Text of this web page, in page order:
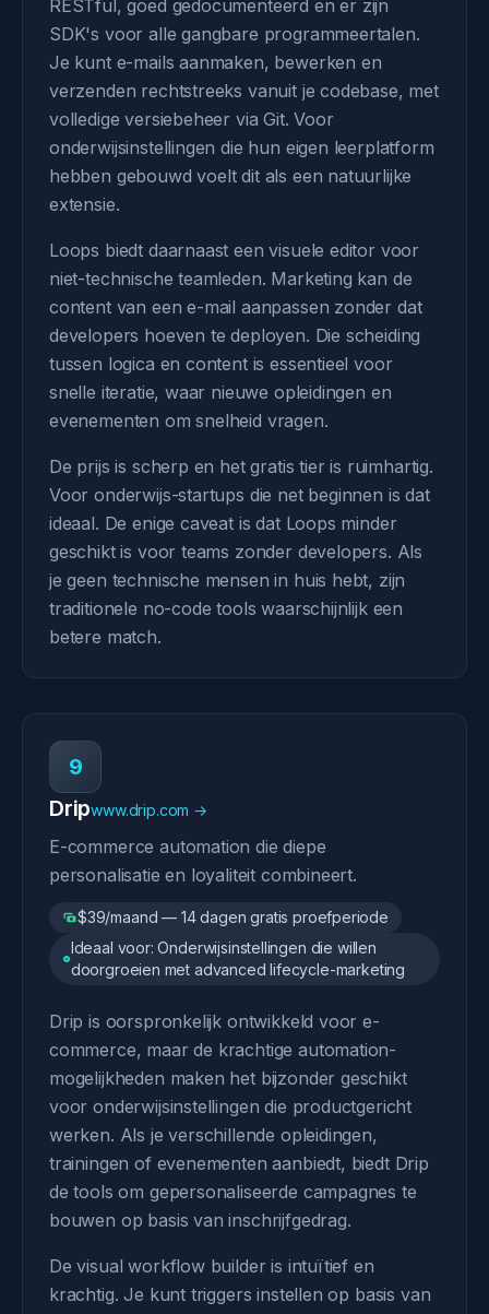
RESTful, goed gedocumenteerd en er zijn
SDK's voor alle gangbare programmeertalen.
Je kunt e-mails aanmaken, bewerken en
verzenden rechtstreeks vanuit je codebase, met
volledige versiebeheer via Git. Voor
onderwijsinstellingen die hun eigen leerplatform
hebben gebouwd voelt dit als een natuurlijke
extensie.
Loops biedt daarnaast een visuele editor voor
niet-technische teamleden. Marketing kan de
content van een e-mail aanpassen zonder dat
developers hoeven te deployen. Die scheiding
tussen logica en content is essentieel voor
snelle iteratie, waar nieuwe opleidingen en
evenementen om snelheid vragen.
De prijs is scherp en het gratis tier is ruimhartig.
Voor onderwijs-startups die net beginnen is dat
ideaal. De enige caveat is dat Loops minder
geschikt is voor teams zonder developers. Als
je geen technische mensen in huis hebt, zijn
traditionele no-code tools waarschijnlijk een
betere match.
9
Dripwww.drip.com →
E-commerce automation die diepe
personalisatie en loyaliteit combineert.
$39/maand — 14 dagen gratis proefperiode
Ideaal voor: Onderwijsinstellingen die willen
doorgroeien met advanced lifecycle-marketing
Drip is oorspronkelijk ontwikkeld voor e-
commerce, maar de krachtige automation-
mogelijkheden maken het bijzonder geschikt
voor onderwijsinstellingen die productgericht
werken. Als je verschillende opleidingen,
trainingen of evenementen aanbiedt, biedt Drip
de tools om gepersonaliseerde campagnes te
bouwen op basis van inschrijfgedrag.
De visual workflow builder is intuïtief en
krachtig. Je kunt triggers instellen op basis van